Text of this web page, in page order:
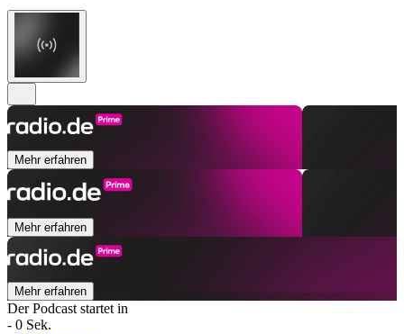
Mehr erfahren
Mehr erfahren
Mehr erfahren
Der Podcast startet in
- 0 Sek.